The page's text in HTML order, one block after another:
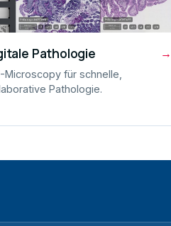
Pathologie →
Microscopy für schnelle,
Pathologie.